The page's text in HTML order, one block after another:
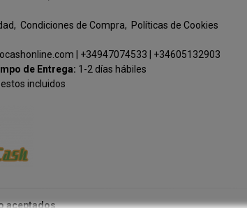
Condiciones de Compra Políticas de Cookies
| +34947074533
+34605132903
de Entrega: 1-2 días hábiles
incluidos
aceptados